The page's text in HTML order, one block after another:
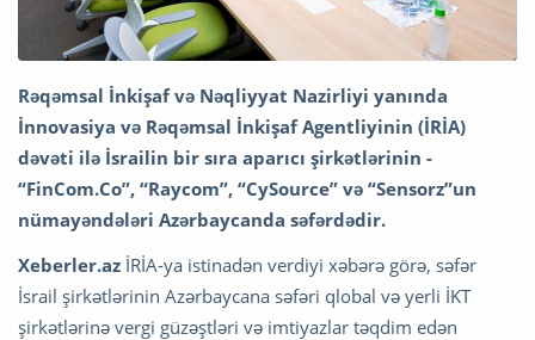
Rəqəmsal İnkişaf və Nəqliyyat Nazirliyi yanında
İnnovasiya və Rəqəmsal İnkişaf Agentliyinin (İRİA)
dəvəti ilə İsrailin bir sıra aparıcı şirkətlərinin -
“FinCom.Co”, “Raycom”, “CySource” və “Sensorz”un
nümayəndələri Azərbaycanda səfərdədir.
Xeberler.az İRİA-ya istinadən verdiyi xəbərə görə, səfər
İsrail şirkətlərinin Azərbaycana səfəri qlobal və yerli İKT
şirkətlərinə vergi güzəştləri və imtiyazlar təqdim edən